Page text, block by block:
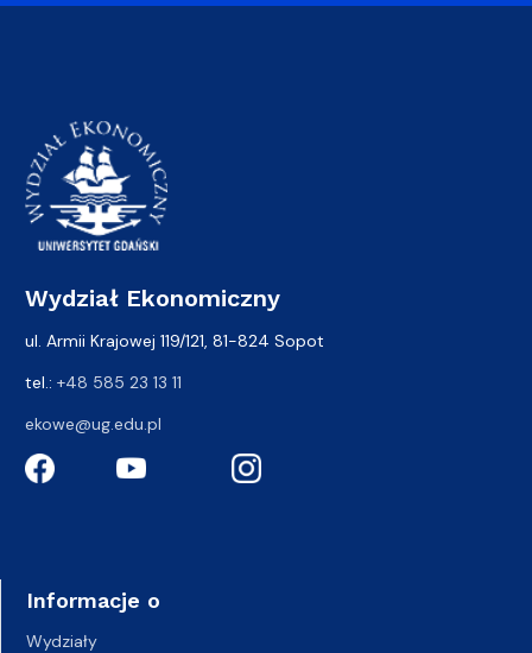
Wydział Ekonomiczny
ul. Armii Krajowej 119/121, 81-824 Sopot
tel.: +48 585 23 13 11
ekowe@ug.edu.pl
Informacje o
Wydziały